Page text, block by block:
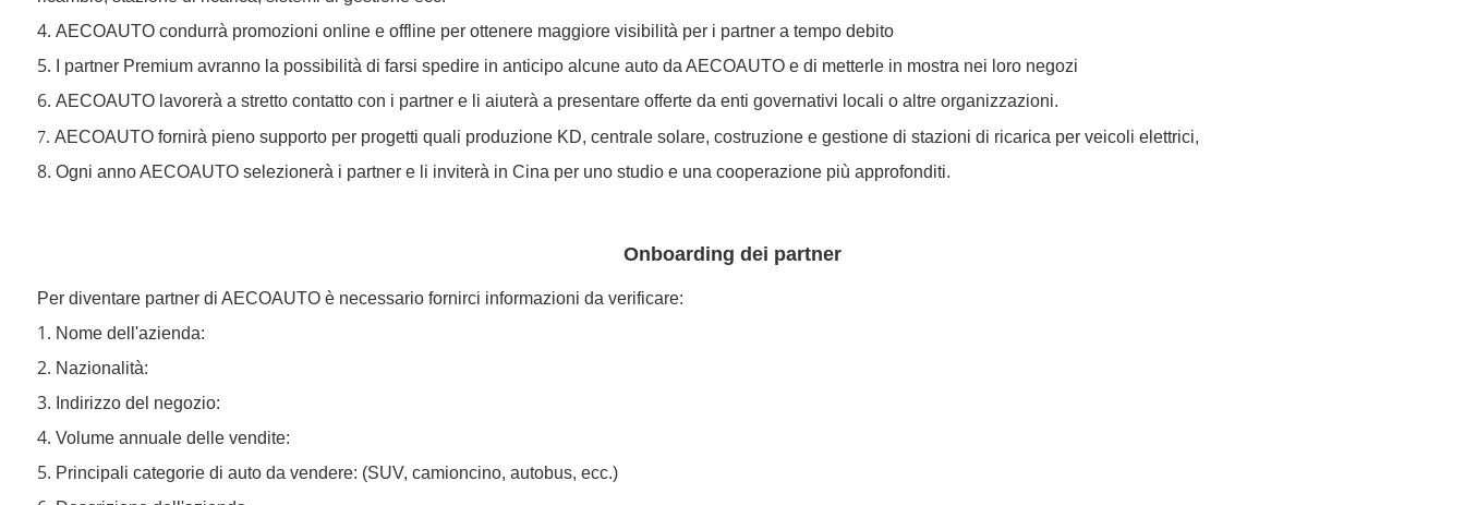
4. AECOAUTO condurrà promozioni online e offline per ottenere maggiore visibilità per i partner a tempo debito
5. I partner Premium avranno la possibilità di farsi spedire in anticipo alcune auto da AECOAUTO e di metterle in mostra nei loro negozi
6. AECOAUTO lavorerà a stretto contatto con i partner e li aiuterà a presentare offerte da enti governativi locali o altre organizzazioni.
7. AECOAUTO fornirà pieno supporto per progetti quali produzione KD, centrale solare, costruzione e gestione di stazioni di ricarica per veicoli elettrici,
8. Ogni anno AECOAUTO selezionerà i partner e li inviterà in Cina per uno studio e una cooperazione più approfonditi.
Onboarding dei partner
Per diventare partner di AECOAUTO è necessario fornirci informazioni da verificare:
1. Nome dell'azienda:
2. Nazionalità:
3. Indirizzo del negozio:
4. Volume annuale delle vendite:
5. Principali categorie di auto da vendere: (SUV, camioncino, autobus, ecc.)